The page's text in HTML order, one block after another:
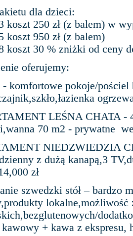
dla dzieci:
koszt 250 zł (z balem) w
koszt 950 zł (z balem)
koszt 30 % zniżki od ceny
oferujemy:
komfortowe pokoje/pościel
LEŚNA CHATA -
70 m2 - prywatne
NIEDZWIEDZIA
z dużą kanapą,3
zł
szwedzki stół – bardzo
lokalne,możliwość
+ kawa z ekspresu,